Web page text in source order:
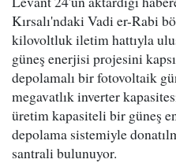
Kırsalı'ndaki Vadi er-Rabi
kilovoltluk iletim hattıyla
güneş enerjisi projesini
depolamalı bir fotovoltaik
megavatlık inverter
üretim kapasiteli bir güneş
depolama sistemiyle
santrali bulunuyor.